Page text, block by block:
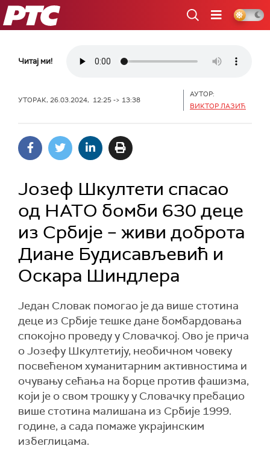
РТС
Читај ми!
УТОРАК, 26.03.2024, 12:25 -> 13:38
АУТОР:
ВИКТОР ЛАЗИЋ
Јозеф Шкултети спасао
од НАТО бомби 630 деце
из Србије – живи доброта
Диане Будисављевић и
Оскара Шиндлера
Један Словак помогао је да више стотина
деце из Србије тешке дане бомбардовања
спокојно проведу у Словачкој. Ово је прича
о Јозефу Шкултетију, необичном човеку
посвећеном хуманитарним активностима и
очувању сећања на борце против фашизма,
који је о свом трошку у Словачку пребацио
више стотина малишана из Србије 1999.
године, а сада помаже украјинским
избеглицама.